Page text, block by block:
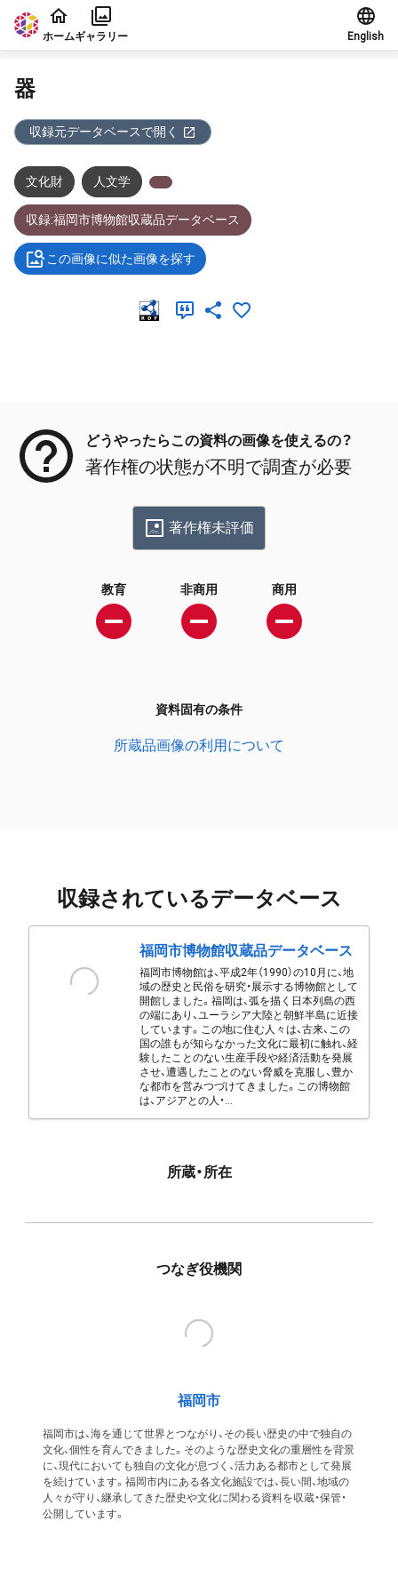
本文に飛ぶ
ホームギャラリー English
器
収録元データベースで開く
文化財 人文学
収録:福岡市博物館収蔵品データベース
この画像に似た画像を探す
どうやったらこの資料の画像を使えるの？
著作権の状態が不明で調査が必要
著作権未評価
教育 非商用 商用
資料固有の条件
所蔵品画像の利用について
収録されているデータベース
福岡市博物館収蔵品データベース
福岡市博物館は、平成2年（1990）の10月に、地
域の歴史と民俗を研究・展示する博物館として
開館しました。福岡は、弧を描く日本列島の西
の端にあり、ユーラシア大陸と朝鮮半島に近接
しています。この地に住む人々は、古来、この
国の誰もが知らなかった文化に最初に触れ、経
験したことのない生産手段や経済活動を発展
させ、遭遇したことのない脅威を克服し、豊か
な都市を営みつづけてきました。この博物館
は、アジアとの人・...
所蔵・所在
つなぎ役機関
福岡市
福岡市は、海を通じて世界とつながり、その長い歴史の中で独自の
文化、個性を育んできました。そのような歴史文化の重層性を背景
に、現代においても独自の文化が息づく、活力ある都市として発展
を続けています。福岡市内にある各文化施設では、長い間、地域の
人々が守り、継承してきた歴史や文化に関わる資料を収蔵・保管・
公開しています。